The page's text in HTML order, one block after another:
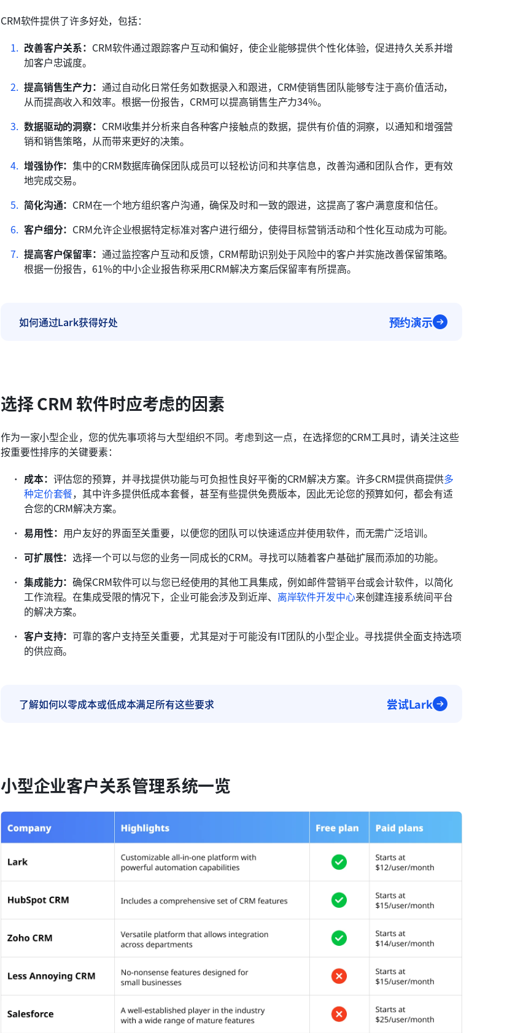
CRM软件提供了许多好处，包括：
改善客户关系： CRM软件通过跟踪客户互动和偏好，使企业能够提供个性化体验，促进持久关系并增
加客户忠诚度。
提高销售生产力： 通过自动化日常任务如数据录入和跟进，CRM使销售团队能够专注于高价值活动，
从而提高收入和效率。根据一份报告，CRM可以提高销售生产力34%。
数据驱动的洞察： CRM收集并分析来自各种客户接触点的数据，提供有价值的洞察，以通知和增强营
销和销售策略，从而带来更好的决策。
增强协作：集中的CRM数据库确保团队成员可以轻松访问和共享信息，改善沟通和团队合作，更有效
地完成交易。
简化沟通： CRM在一个地方组织客户沟通，确保及时和一致的跟进，这提高了客户满意度和信任。
客户细分： CRM允许企业根据特定标准对客户进行细分，使得目标营销活动和个性化互动成为可能。
提高客户保留率： 通过监控客户互动和反馈，CRM帮助识别处于风险中的客户并实施改善保留策略。
根据一份报告，61%的中小企业报告称采用CRM解决方案后保留率有所提高。
如何通过Lark获得好处 预约演示
选择 CRM 软件时应考虑的因素
作为一家小型企业，您的优先事项将与大型组织不同。考虑到这一点，在选择您的CRM工具时，请关注这些
按重要性排序的关键要素：
成本： 评估您的预算，并寻找提供功能与可负担性良好平衡的CRM解决方案。许多CRM提供商提供多
种定价套餐，其中许多提供低成本套餐，甚至有些提供免费版本，因此无论您的预算如何，都会有适
合您的CRM解决方案。
易用性： 用户友好的界面至关重要，以便您的团队可以快速适应并使用软件，而无需广泛培训。
可扩展性： 选择一个可以与您的业务一同成长的CRM。寻找可以随着客户基础扩展而添加的功能。
集成能力：确保CRM软件可以与您已经使用的其他工具集成，例如邮件营销平台或会计软件，以简化
工作流程。在集成受限的情况下，企业可能会涉及到近岸、 离岸软件开发中心来创建连接系统间平台
的解决方案。
客户支持： 可靠的客户支持至关重要，尤其是对于可能没有IT团队的小型企业。寻找提供全面支持选项
的供应商。
了解如何以零成本或低成本满足所有这些要求 尝试Lark
小型企业客户关系管理系统一览